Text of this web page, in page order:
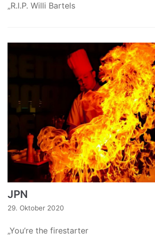
„R.I.P. Willi Bartels
JPN
29. Oktober 2020
„You’re the firestarter